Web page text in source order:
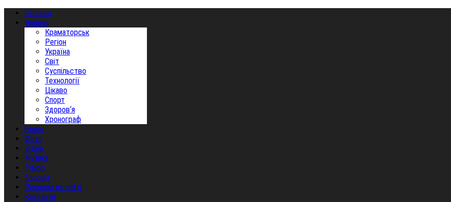
Головна
Новини
Краматорськ
Регіон
Україна
Світ
Суспільство
Технології
Цікаво
Спорт
Здоров‘я
Хронограф
Блоги
Фото
Відео
Музика
Гумор
Зоосвіт
Реклама на сайті
Контакти